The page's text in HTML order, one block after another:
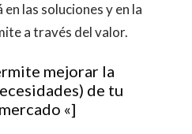
las soluciones y en la
a través del valor.
mejorar la
de tu
«]